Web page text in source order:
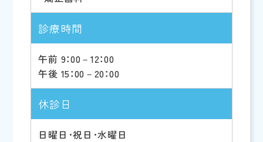
診療時間
午前 9：00－12：00
午後 15：00－20：00
休診日
日曜日･祝日･水曜日